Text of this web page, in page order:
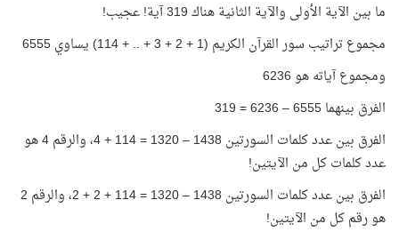
ما بين الآية الأولى والآية الثانية هناك 319 آية! عجيب!
مجموع تراتيب سور القرآن الكريم (1 + 2 + 3 + .. + 114) يساوي 6555
ومجموع آياته هو 6236
الفرق بينهما 6555 – 6236 = 319
الفرق بين عدد كلمات السورتين 1438 – 1320 = 114 + 4، والرقم 4 هو
عدد كلمات كل من الآيتين!
الفرق بين عدد كلمات السورتين 1438 – 1320 = 114 + 2 + 2، والرقم 2
هو رقم كل من الآيتين!